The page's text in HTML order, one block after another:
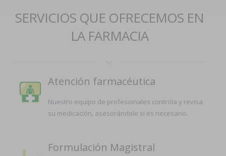
SERVICIOS QUE OFRECEMOS EN
LA FARMACIA
Atención farmacéutica
Nuestro equipo de profesionales controla y revisa
su medicación, asesorándole si es necesario.
Formulación Magistral